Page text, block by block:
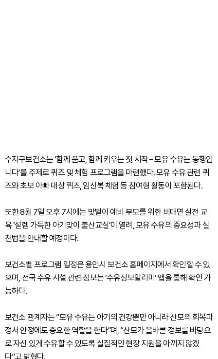
수지구보건소는 ‘함께 품고, 함께 키우는 첫 시작 – 모유 수유는 동행입
니다’를 주제로 퀴즈 및 체험 프로그램을 마련했다. 모유 수유 관련 퀴
즈와 초보 아빠 대상 퀴즈, 임신복 체험 등 참여형 활동이 포함된다.
또한 8월 7일 오후 7시에는 맞벌이 예비 부모를 위한 비대면 실전 교
육 ‘설렘 가득한 아기맞이 출산교실’이 열려, 모유 수유의 중요성과 실
천법을 안내할 예정이다.
보건소별 프로그램 일정은 용인시 보건소 홈페이지에서 확인할 수 있
으며, 전국 수유 시설 관련 정보는 ‘수유정보알리미’ 앱을 통해 확인 가
능하다.
보건소 관계자는 “모유 수유는 아기의 건강뿐만 아니라 산모의 회복과
정서 안정에도 중요한 역할을 한다”며, “산모가 올바른 정보를 바탕으
로 자신 있게 수유할 수 있도록 실질적인 현장 지원을 아끼지 않겠
다”고 밝혔다.